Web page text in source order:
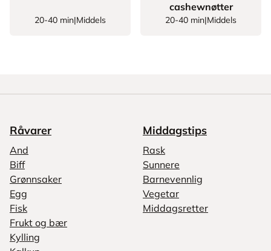
20-40 min|Middels
cashewnøtter
20-40 min|Middels
Råvarer
And
Biff
Grønnsaker
Egg
Fisk
Frukt og bær
Kylling
Middagstips
Rask
Sunnere
Barnevennlig
Vegetar
Middagsretter